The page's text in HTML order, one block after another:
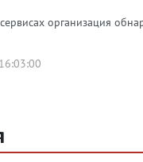
организация